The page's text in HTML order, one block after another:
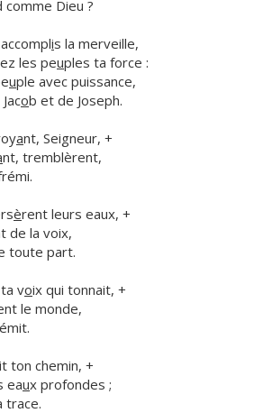
comme Dieu ?
is la merveille,
les peuples ta force :
uple avec puissance,
ob et de Joseph.
ant, Seigneur, +
nt, tremblèrent,
èrent leurs eaux, +
de la voix,
toute part.
voix qui tonnait, +
le monde,
it ton chemin, +
eaux profondes ;
trace.